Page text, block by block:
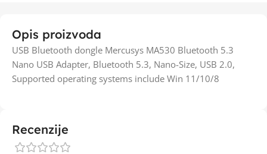
Opis proizvoda
USB Bluetooth dongle Mercusys MA530 Bluetooth 5.3
Nano USB Adapter, Bluetooth 5.3, Nano-Size, USB 2.0,
Supported operating systems include Win 11/10/8
Recenzije